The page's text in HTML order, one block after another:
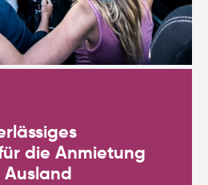
die Anmietung
Ausland